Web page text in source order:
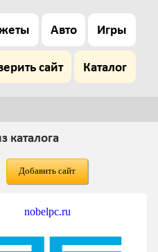
Авто Игры
сайт Каталог
каталога
Добавить сайт
nobelpc.ru